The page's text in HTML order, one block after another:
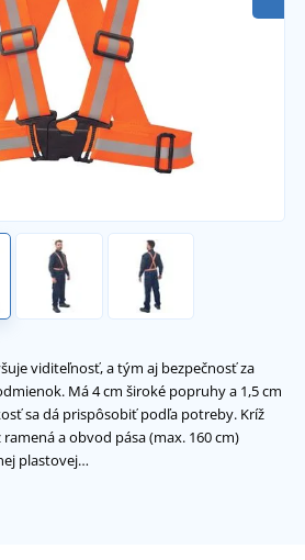
viditeľnosť, a tým aj bezpečnosť za
Má 4 cm široké popruhy a 1,5 cm
sa dá prispôsobiť podľa potreby. Kríž
a obvod pása (max. 160 cm)
plastovej…